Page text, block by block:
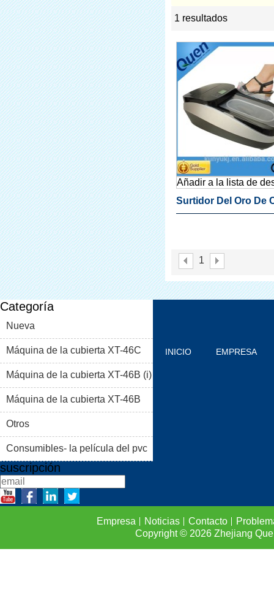
1 resultados
Añadir a la lista de
Surtidor Del Oro De
1
Categoría
Nueva
Máquina de la cubierta XT-46C
Máquina de la cubierta XT-46B (i)
Máquina de la cubierta XT-46B
(II)
Otros
Consumibles- la película del pvc
suscripción
INICIO EMPRESA
Empresa Noticias Contacto
Copyright © 2026Zhejiang